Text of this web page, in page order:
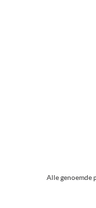
Alle genoemde